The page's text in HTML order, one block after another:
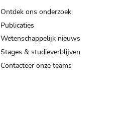
Ontdek ons onderzoek
Publicaties
Wetenschappelijk nieuws
Stages & studieverblijven
Contacteer onze teams